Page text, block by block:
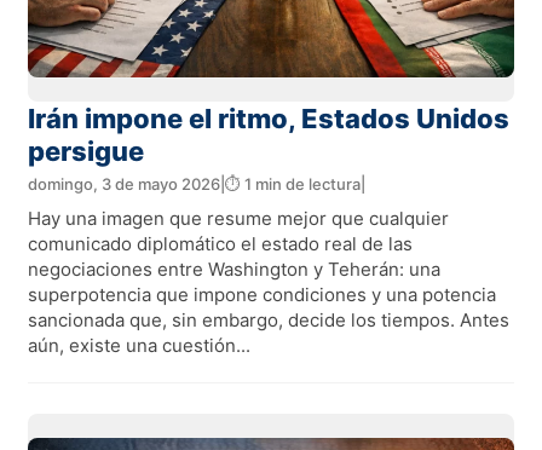
Irán impone el ritmo, Estados Unidos
persigue
domingo, 3 de mayo 2026 ⏱️ 1 min de lectura
Hay una imagen que resume mejor que cualquier
comunicado diplomático el estado real de las
negociaciones entre Washington y Teherán: una
superpotencia que impone condiciones y una potencia
sancionada que, sin embargo, decide los tiempos. Antes
aún, existe una cuestión...